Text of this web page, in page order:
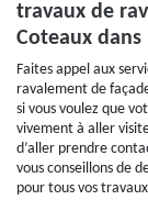
travaux de
Coteaux dans
Faites appel aux
ravalement de
si vous voulez que
vivement à aller
d’aller prendre
vous conseillons de
pour tous vos